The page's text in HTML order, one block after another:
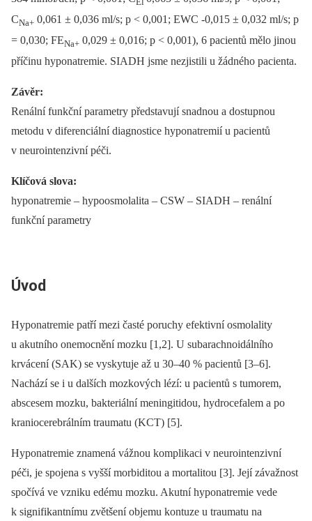
CNa+ 0,061 ± 0,036 ml/s; p < 0,001; EWC -0,015 ± 0,032 ml/s; p
= 0,030; FENa+ 0,029 ± 0,016; p < 0,001), 6 pacientů mělo jinou
příčinu hyponatremie. SIADH jsme nezjistili u žádného pacienta.
Závěr:
Renální funkční parametry představují snadnou a dostupnou
metodu v diferenciální diagnostice hyponatremií u pacientů
v neurointenzivní péči.
Klíčová slova:
hyponatremie –⁠ hypoosmolalita –⁠ CSW –⁠ SIADH –⁠ renální
funkční parametry
Úvod
Hyponatremie patří mezi časté poruchy efektivní osmolality
u akutního onemocnění mozku [1,2]. U subarachnoidálního
krvácení (SAK) se vyskytuje až u 30–40 % pacientů [3–6].
Nachází se i u dalších mozkových lézí: u pacientů s tumorem,
abscesem mozku, bakteriální meningitidou, hydrocefalem a po
kraniocerebrálním traumatu (KCT) [5].
Hyponatremie znamená vážnou komplikaci v neurointenzivní
péči, je spojena s vyšší morbiditou a mortalitou [3]. Její závažnost
spočívá ve vzniku edému mozku. Akutní hyponatremie vede
k signifikantnímu zvětšení objemu kontuze u traumatu na